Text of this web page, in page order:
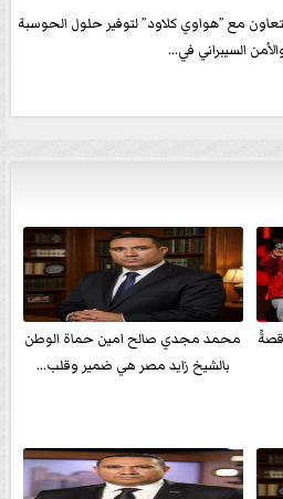
تتعاون مع ”هواوي كلاود” لتوفير حلول الحوسبة
السيبراني في...
محمد مجدي صالح امين حماة الوطن
بالشيخ زايد مصر هي ضمير وقلب...